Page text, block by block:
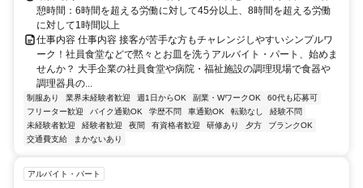
憩時間：6時間を超える労働に対して45分以上、8時間を超える労働
に対して1時間以上
仕事内容 仕事内容 接客が苦手な方もチャレンジしやすいシンプルワ
ーク！社員食堂などで黙々とお皿を洗うアルバイト・パート、始めま
せんか？ 大手企業の社員食堂や病院・福祉施設の調理現場で食器や
調理器具の...
制服あり 業界未経験者歓迎 週1日からOK 副業・WワークOK
60代も応募可
フリーター歓迎
バイク通勤OK 学歴不問 車通勤OK 転勤なし
経験不問
未経験者歓迎
経験者歓迎 夜間 有資格者歓迎 研修あり 夕方
ブランクOK
交通費支給
まかないあり
アルバイト・パート